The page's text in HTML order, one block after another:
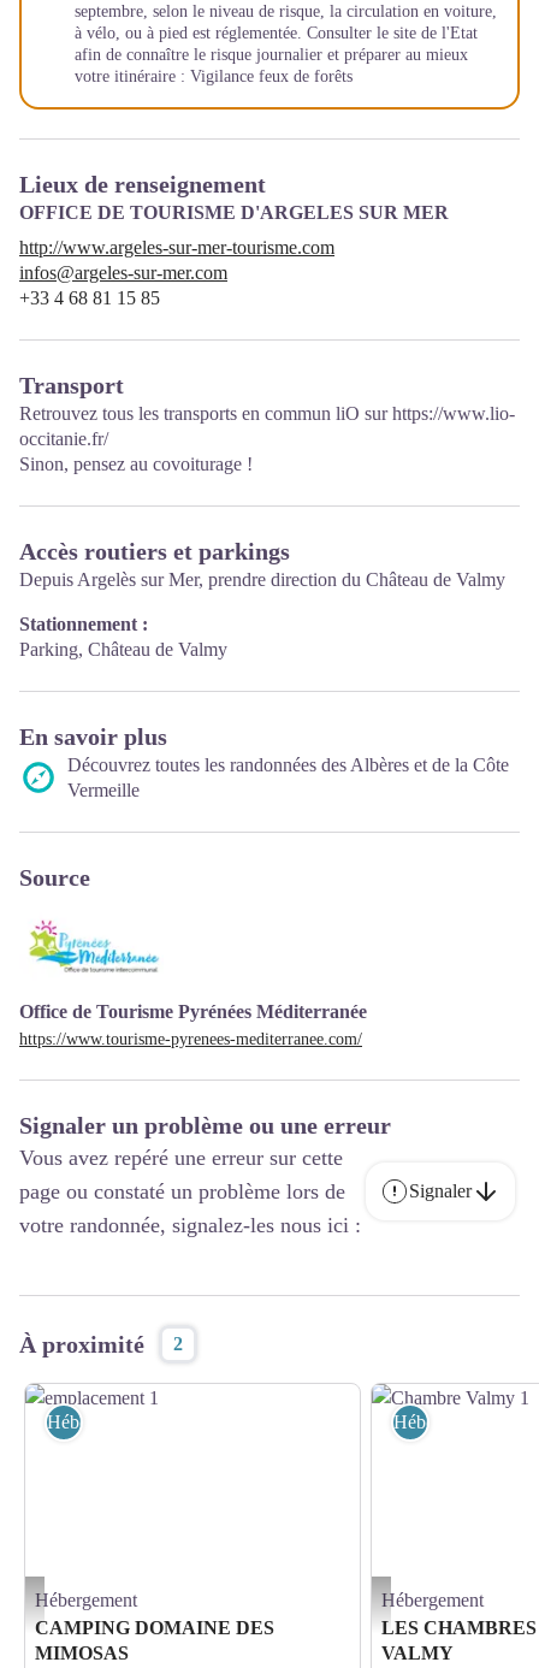
septembre, selon le niveau de risque, la circulation en voiture,
à vélo, ou à pied est réglementée. Consulter le site de l'Etat
afin de connaître le risque journalier et préparer au mieux
votre itinéraire : Vigilance feux de forêts
Lieux de renseignement
OFFICE DE TOURISME D'ARGELES SUR MER
http://www.argeles-sur-mer-tourisme.com
infos@argeles-sur-mer.com
+33 4 68 81 15 85
Transport
Retrouvez tous les transports en commun liO surhttps://www.lio-
occitanie.fr/
Sinon, pensez au covoiturage !
Accès routiers et parkings
Depuis Argelès sur Mer, prendre direction du Château de Valmy
Stationnement :
Parking, Château de Valmy
En savoir plus
Découvrez toutes les randonnées des Albères et de la Côte
Vermeille
Source
Office de Tourisme Pyrénées Méditerranée
https://www.tourisme-pyrenees-mediterranee.com/
Signaler un problème ou une erreur
Vous avez repéré une erreur sur cette
page ou constaté un problème lors de
votre randonnée, signalez-les nous ici :
Signaler
À proximité 2
emplacement 1 - MIMOSAS
Hébergement
Hébergement
CAMPING DOMAINE DES
MIMOSAS
Chambre Valmy 1 -
Hébergement
Hébergement
LES
VALMY